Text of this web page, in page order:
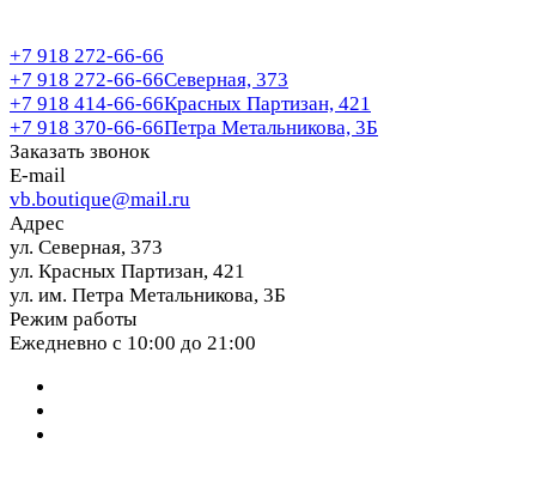
+7 918 272-66-66
+7 918 272-66-66Северная, 373
+7 918 414-66-66Красных Партизан, 421
+7 918 370-66-66Петра Метальникова, 3Б
Заказать звонок
E-mail
vb.boutique@mail.ru
Адрес
ул. Северная, 373
ул. Красных Партизан, 421
ул. им. Петра Метальникова, 3Б
Режим работы
Ежедневно с 10:00 до 21:00